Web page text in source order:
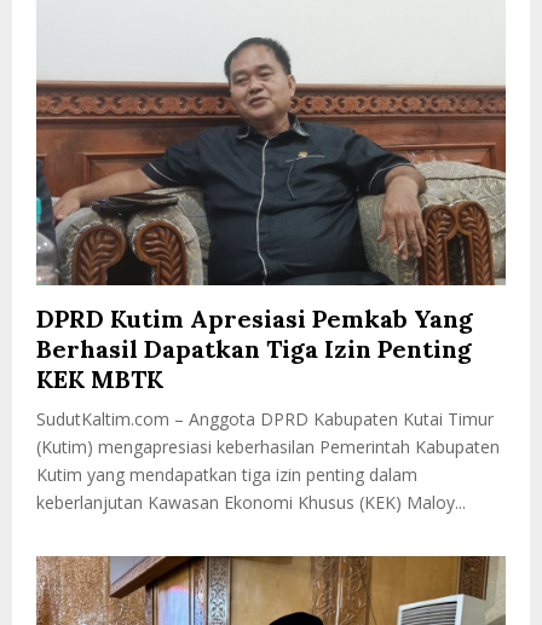
DPRD Kutim Apresiasi Pemkab Yang
Berhasil Dapatkan Tiga Izin Penting
KEK MBTK
SudutKaltim.com – Anggota DPRD Kabupaten Kutai Timur
(Kutim) mengapresiasi keberhasilan Pemerintah Kabupaten
Kutim yang mendapatkan tiga izin penting dalam
keberlanjutan Kawasan Ekonomi Khusus (KEK) Maloy...